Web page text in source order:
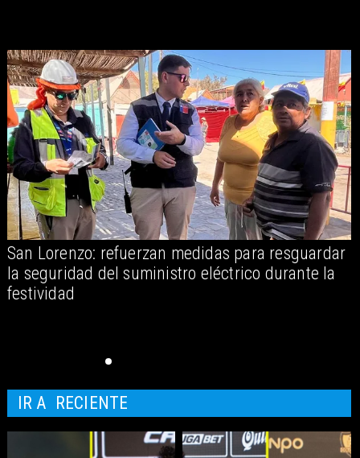
San Lorenzo: refuerzan medidas para resguardar
la seguridad del suministro eléctrico durante la
festividad
IR A RECIENTE